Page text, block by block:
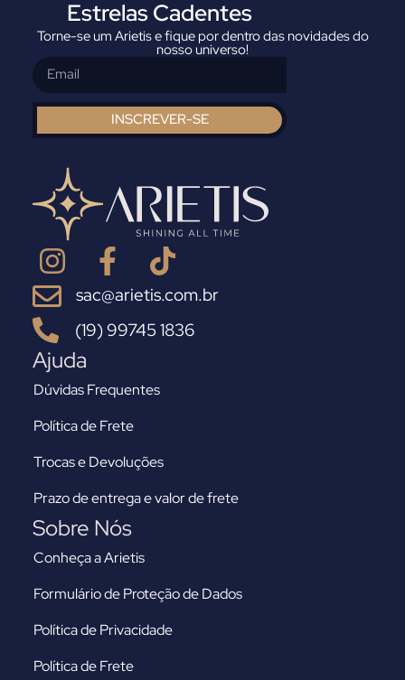
Estrelas Cadentes
Torne-se um Arietis e fique por dentro das novidades do
nosso universo!
INSCREVER-SE
sac@arietis.com.br
(19) 99745 1836
Ajuda
Dúvidas Frequentes
Política de Frete
Trocas e Devoluções
Prazo de entrega e valor de frete
Sobre Nós
Conheça a Arietis
Formulário de Proteção de Dados
Política de Privacidade
Política de Frete